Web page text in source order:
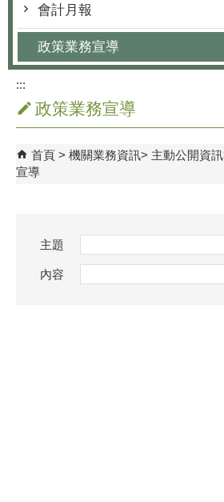
會計月報
政策業務宣導
:::
政策業務宣導
首頁 機關業務資訊 主動公開資訊
宣導
主題
內容